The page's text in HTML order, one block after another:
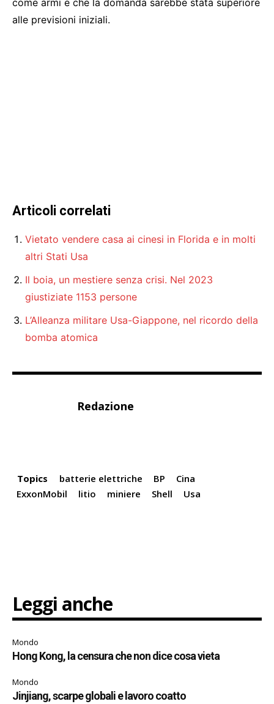
come armi e che la domanda sarebbe stata superiore
alle previsioni iniziali.
Articoli correlati
Vietato vendere casa ai cinesi in Florida e in molti
altri Stati Usa
Il boia, un mestiere senza crisi. Nel 2023
giustiziate 1153 persone
L’Alleanza militare Usa-Giappone, nel ricordo della
bomba atomica
Redazione
Topics batterie elettriche BP
Cina
ExxonMobil
litio miniere Shell Usa
Leggi anche
Mondo
Hong Kong, la censura che non dice cosa vieta
Mondo
Jinjiang, scarpe globali e lavoro coatto